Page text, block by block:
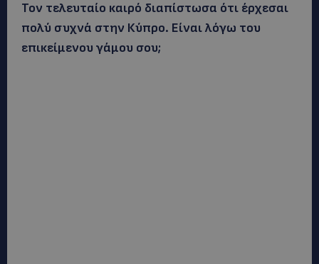
Τον τελευταίο καιρό διαπίστωσα ότι έρχεσαι
πολύ συχνά στην Κύπρο. Είναι λόγω του
επικείμενου γάμου σου;